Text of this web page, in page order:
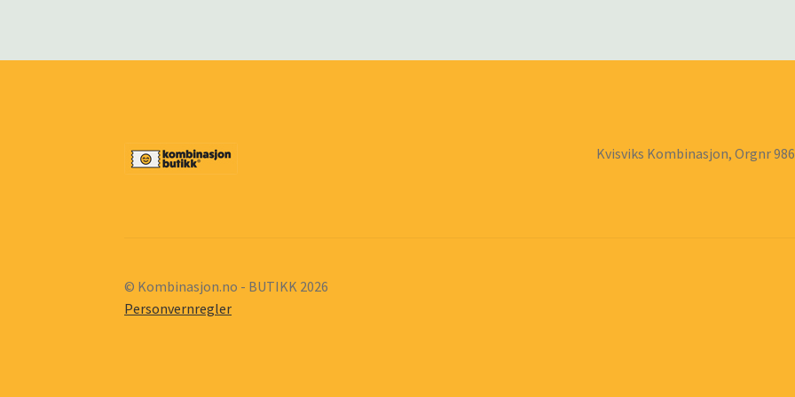
Kvisviks Kombinasjon, Orgnr
© Kombinasjon.no - BUTIKK 2026
Personvernregler